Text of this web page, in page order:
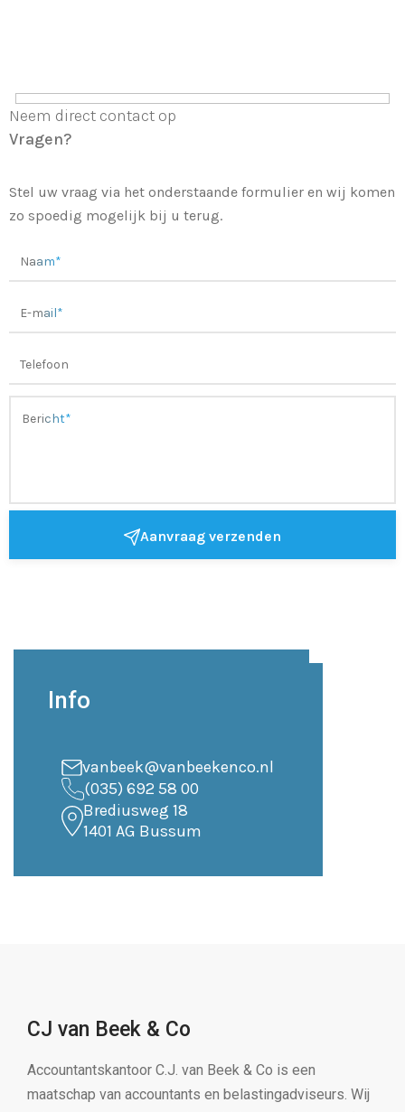
Neem direct contact op
Vragen?
Stel uw vraag via het onderstaande formulier en wij komen
zo spoedig mogelijk bij u terug.
Aanvraag verzenden
Info
vanbeek@vanbeekenco.nl
(035) 692 58 00
Brediusweg 18
1401 AG Bussum
CJ van Beek & Co
Accountantskantoor C.J. van Beek & Co is een
maatschap van accountants en belastingadviseurs. Wij